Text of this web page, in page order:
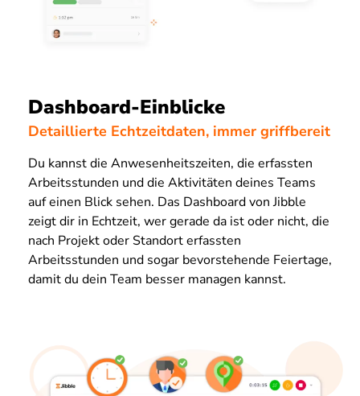
Dashboard-Einblicke
Detaillierte Echtzeitdaten, immer griffbereit
Du kannst die Anwesenheitszeiten, die erfassten
Arbeitsstunden und die Aktivitäten deines Teams
auf einen Blick sehen. Das Dashboard von Jibble
zeigt dir in Echtzeit, wer gerade da ist oder nicht, die
nach Projekt oder Standort erfassten
Arbeitsstunden und sogar bevorstehende Feiertage,
damit du dein Team besser managen kannst.